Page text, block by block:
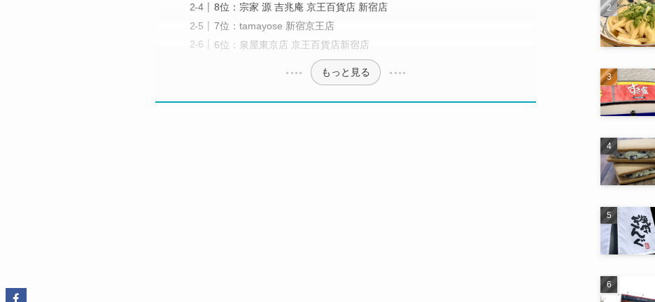
8位：宗家 源 吉兆庵 京王百貨店 新宿店
7位：tamayose 新宿京王店
6位：泉屋東京店 京王百貨店新宿店
もっと見る